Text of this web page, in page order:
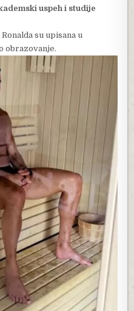
uspeh i studije
su upisana u
obrazovanje.